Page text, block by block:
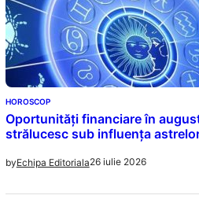
HOROSCOP
Oportunități financiare în
strălucesc sub influența
byEchipa Editoriala26 iulie 2026